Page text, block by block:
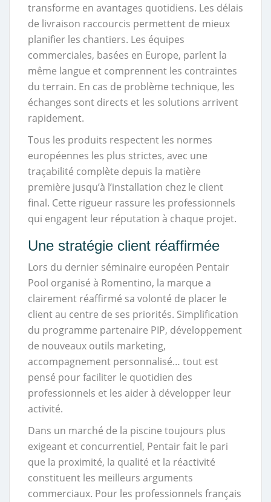
transforme en avantages quotidiens. Les délais
de livraison raccourcis permettent de mieux
planifier les chantiers. Les équipes
commerciales, basées en Europe, parlent la
même langue et comprennent les contraintes
du terrain. En cas de problème technique, les
échanges sont directs et les solutions arrivent
rapidement.
Tous les produits respectent les normes
européennes les plus strictes, avec une
traçabilité complète depuis la matière
première jusqu’à l’installation chez le client
final. Cette rigueur rassure les professionnels
qui engagent leur réputation à chaque projet.
Une stratégie client réaffirmée
Lors du dernier séminaire européen Pentair
Pool organisé à Romentino, la marque a
clairement réaffirmé sa volonté de placer le
client au centre de ses priorités. Simplification
du programme partenaire PIP, développement
de nouveaux outils marketing,
accompagnement personnalisé… tout est
pensé pour faciliter le quotidien des
professionnels et les aider à développer leur
activité.
Dans un marché de la piscine toujours plus
exigeant et concurrentiel, Pentair fait le pari
que la proximité, la qualité et la réactivité
constituent les meilleurs arguments
commerciaux. Pour les professionnels français